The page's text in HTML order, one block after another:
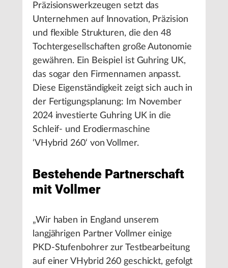
Präzisionswerkzeugen setzt das
Unternehmen auf Innovation, Präzision
und flexible Strukturen, die den 48
Tochtergesellschaften große Autonomie
gewähren. Ein Beispiel ist Guhring UK,
das sogar den Firmennamen anpasst.
Diese Eigenständigkeit zeigt sich auch in
der Fertigungsplanung: Im November
2024 investierte Guhring UK in die
Schleif- und Erodiermaschine
‘VHybrid 260‘ von Vollmer.
Bestehende Partnerschaft
mit Vollmer
„Wir haben in England unserem
langjährigen Partner Vollmer einige
PKD-Stufenbohrer zur Testbearbeitung
auf einer VHybrid 260 geschickt, gefolgt